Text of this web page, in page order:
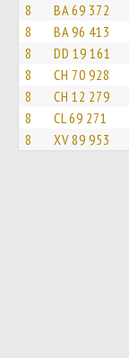
8 BA 69 372
8 BA 96 413
8 DD 19 161
8 CH 70 928
8 CH 12 279
8 CL 69 271
8 XV 89 953